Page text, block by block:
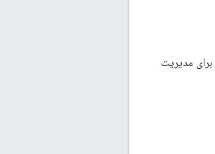
Google Tag Manager API دسترسی به داده های پیکربندی Tag Manager را برای یک کاربر مجاز فراهم می کند. از API برای مدیریت